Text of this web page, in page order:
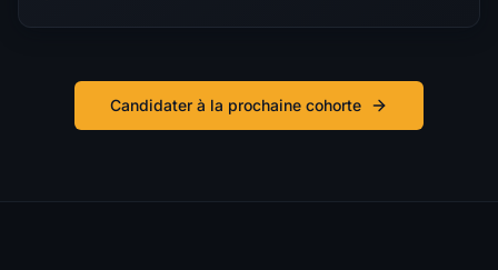
Candidater à la prochaine cohorte